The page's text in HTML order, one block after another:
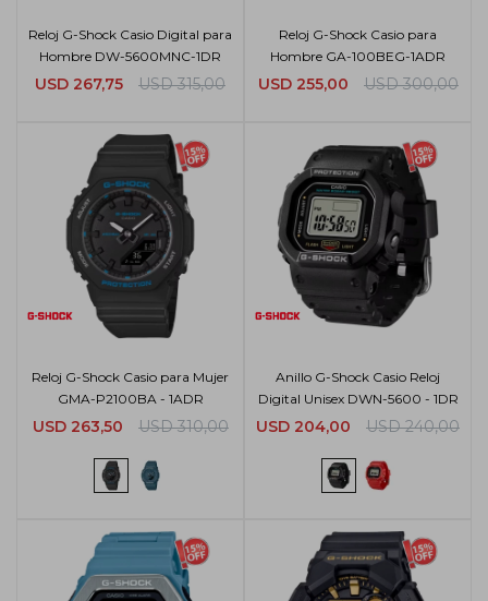
Reloj G-Shock Casio Digital para
Hombre DW-5600MNC-1DR
USD 267,75 USD 315,00
Reloj G-Shock Casio para
Hombre GA-100BEG-1ADR
USD 255,00 USD 300,00
Reloj G-Shock Casio para Mujer
GMA-P2100BA - 1ADR
USD 263,50 USD 310,00
Anillo G-Shock Casio Reloj
Digital Unisex DWN-5600 - 1DR
USD 204,00 USD 240,00